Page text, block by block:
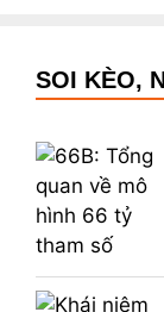
SOI KÈO,